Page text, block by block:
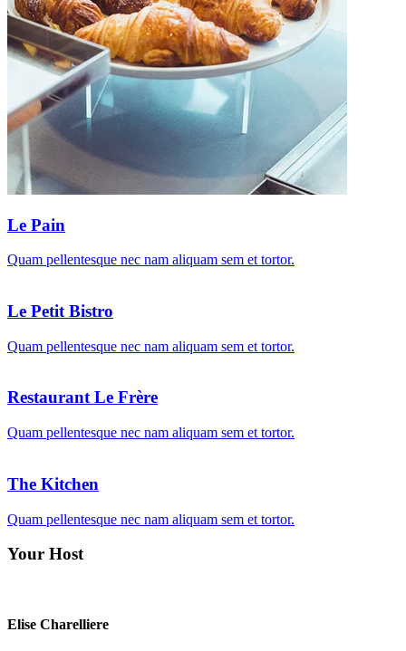
Le Pain
Quam pellentesque nec nam aliquam sem et tortor.
Le Petit Bistro
Quam pellentesque nec nam aliquam sem et tortor.
Restaurant Le Frère
Quam pellentesque nec nam aliquam sem et tortor.
The Kitchen
Quam pellentesque nec nam aliquam sem et tortor.
Your Host
Elise Charelliere